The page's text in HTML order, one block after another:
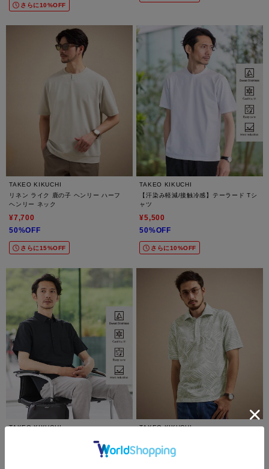
さらに10%OFF
TAKEO KIKUCHI
リネン ライク 鹿の子 ヘンリー ハーフ
ヘンリー ネック
¥7,700
50%OFF
さらに15%OFF
TAKEO KIKUCHI
【汗染み軽減/接触冷感】テーラード Tシ
ャツ
¥5,500
50%OFF
さらに10%OFF
TAKEO KIKUCHI
TAKEO KIKUCHI
¥10,560